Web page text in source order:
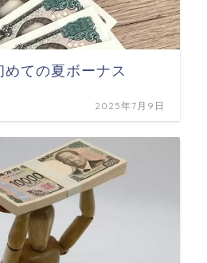
ての夏ボーナス
2025年7月9日